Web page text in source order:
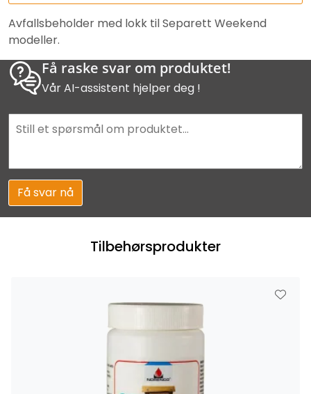
Avfallsbeholder med lokk til Separett Weekend
modeller.
Få raske svar om produktet!
Vår AI-assistent hjelper deg !
Få svar nå
Tilbehørsprodukter